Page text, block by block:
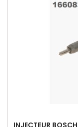
INJECTEUR